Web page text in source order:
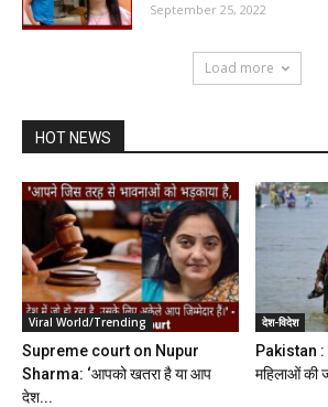
September 25, 2022
Load more
HOT NEWS
Viral World/Trending
Supreme court on Nupur
Sharma: ‘आपको खतरा है या आप
देश...
देश-विदेश
Pakistan :
महिलाओं की